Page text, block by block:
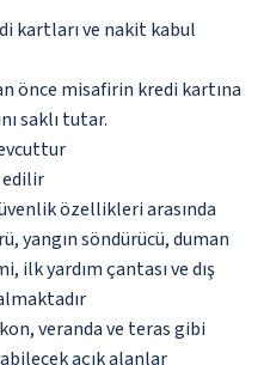
kartları ve nakit kabul
önce misafirin kredi kartına
saklı tutar.
edilir
özellikleri arasında
yangın söndürücü, duman
ilk yardım çantası ve dış
veranda ve teras gibi
açık alanlar